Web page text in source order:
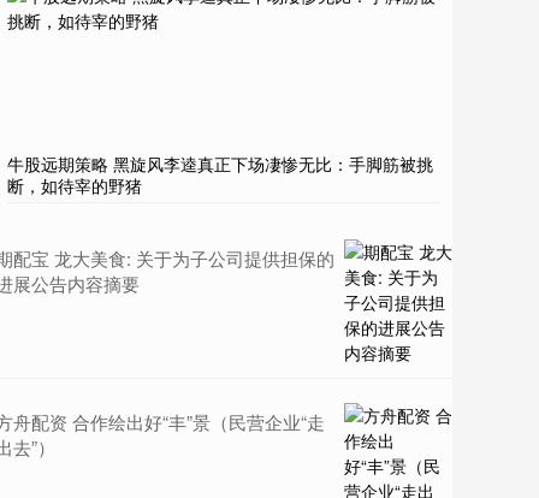
牛股远期策略 黑旋风李逵真正下场凄惨无比：手脚筋被挑
断，如待宰的野猪
配宝 龙大美食: 关于为子公司提供担保的
展公告内容摘要
舟配资 合作绘出好“丰”景（民营企业“走
去”）